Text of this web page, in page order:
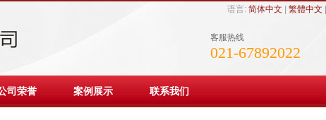
语言: 简体中文 繁體中文
客服热线
021-67892022
司荣誉 案例展示 联系我们